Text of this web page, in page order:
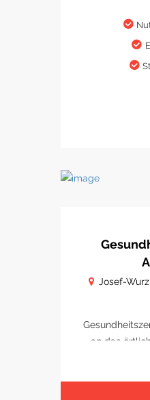
Josef-
an das